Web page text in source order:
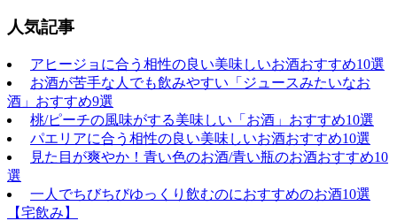
人気記事
アヒージョに合う相性の良い美味しいお酒おすすめ10選
お酒が苦手な人でも飲みやすい「ジュースみたいなお
酒」おすすめ9選
桃/ピーチの風味がする美味しい「お酒」おすすめ10選
パエリアに合う相性の良い美味しいお酒おすすめ10選
見た目が爽やか！青い色のお酒/青い瓶のお酒おすすめ10
選
一人でちびちびゆっくり飲むのにおすすめのお酒10選
【宅飲み】